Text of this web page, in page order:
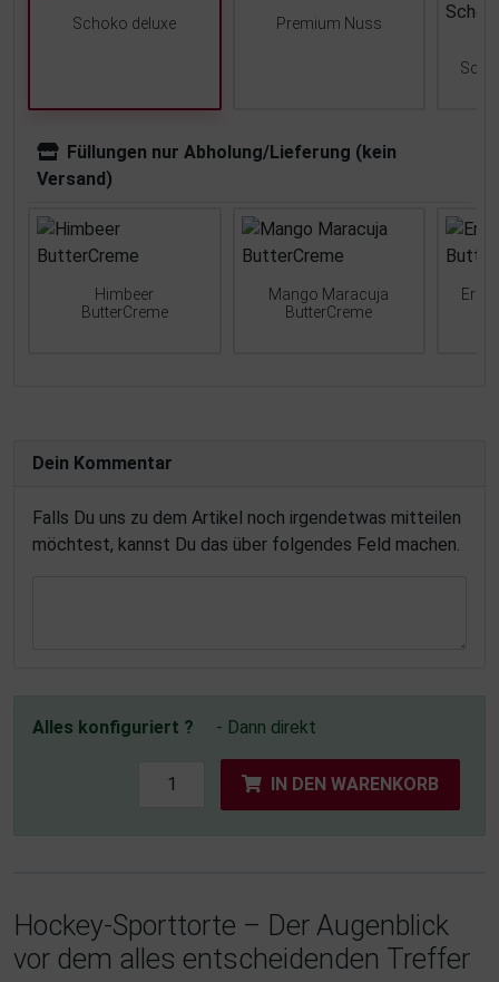
Schoko deluxe Premium Nuss
Füllungen nur Abholung/Lieferung (kein
Versand)
Himbeer
ButterCreme
Mango Maracuja
ButterCreme
Dein Kommentar
Falls Du uns zu dem Artikel noch irgendetwas mitteilen
möchtest, kannst Du das über folgendes Feld machen.
Alles konfiguriert ? - Dann direkt
IN DEN WARENKORB
Hockey-Sporttorte – Der Augenblick
vor dem alles entscheidenden Treffer